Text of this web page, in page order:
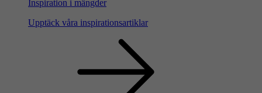
Inspiration i mängder
Upptäck våra inspirationsartiklar